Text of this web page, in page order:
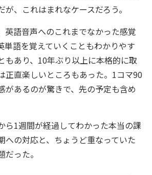
が、これはまれなケースだろう。
英語音声へのこれまでなかった感覚
単語を覚えていくこともわかりやす
もあり、10年ぶり以上に本格的に取
正直楽しいところもあった。1コマ90
があるのが驚きで、先の予定も含め
ら1週間が経過してわかった本当の課
への対応と、ちょうど重なっていた
った。